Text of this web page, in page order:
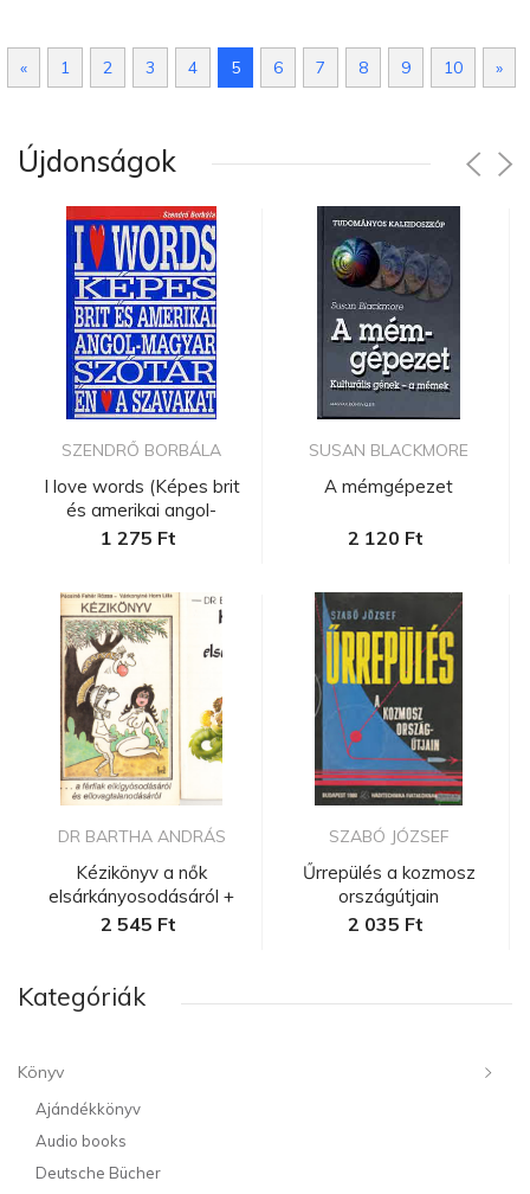
« 1 2 3 4 5 6 7 8 9 10 »
Újdonságok
SZENDRŐ BORBÁLA
I love words (Képes brit
és amerikai angol-
magyar...
1 275 Ft
DR BARTHA ANDRÁS
Kézikönyv a nők
elsárkányosodásáról +
Kézikönyv a...
2 545 Ft
SUSAN BLACKMORE
A mémgépezet
2 120 Ft
SZABÓ JÓZSEF
Űrrepülés a kozmosz
országútjain
2 035 Ft
Kategóriák
Könyv
Ajándékkönyv
Audio books
Deutsche Bücher